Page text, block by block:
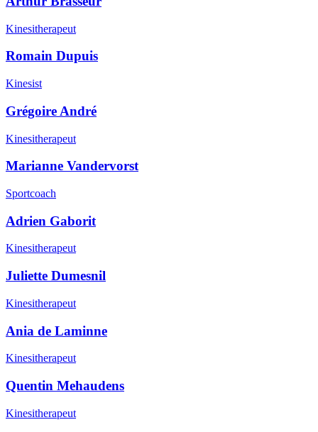
Kinesitherapeut
Romain Dupuis
Kinesist
Grégoire André
Kinesitherapeut
Marianne Vandervorst
Sportcoach
Adrien Gaborit
Kinesitherapeut
Juliette Dumesnil
Kinesitherapeut
Ania de Laminne
Kinesitherapeut
Quentin Mehaudens
Kinesitherapeut